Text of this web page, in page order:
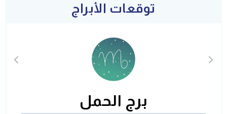
توقعات الأبراج
برج الحمل